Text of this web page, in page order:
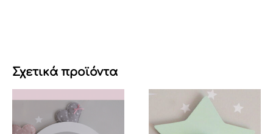
Σχετικά προϊόντα